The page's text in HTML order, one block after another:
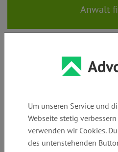
Alle Rechtstipps
Kategorie
Um unseren Service und
Webseite stetig
verwenden wir Cookies.
des untenstehenden